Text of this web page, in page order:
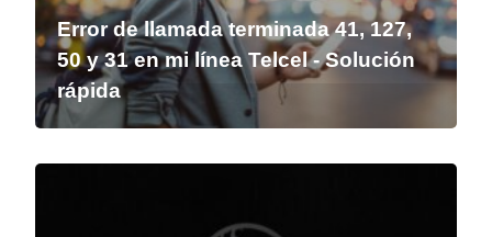
Error de llamada terminada 41, 127,
50 y 31 en mi línea Telcel - Solución
rápida